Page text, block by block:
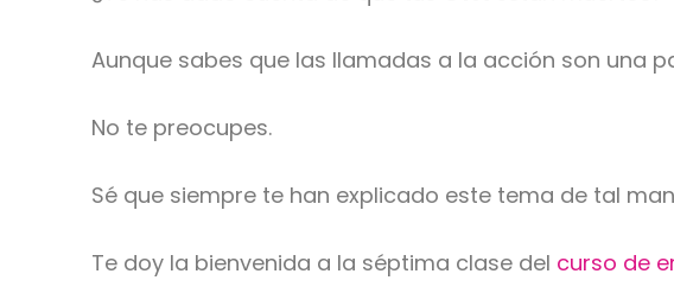
Aunque sabes que las llamadas a la acción son una
No te preocupes.
Sé que siempre te han explicado este tema de tal
Te doy la bienvenida a la séptima clase del curso de